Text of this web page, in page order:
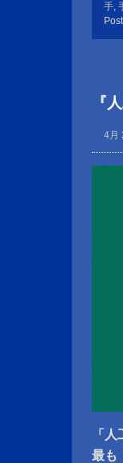
手,
『
4月
「
最も